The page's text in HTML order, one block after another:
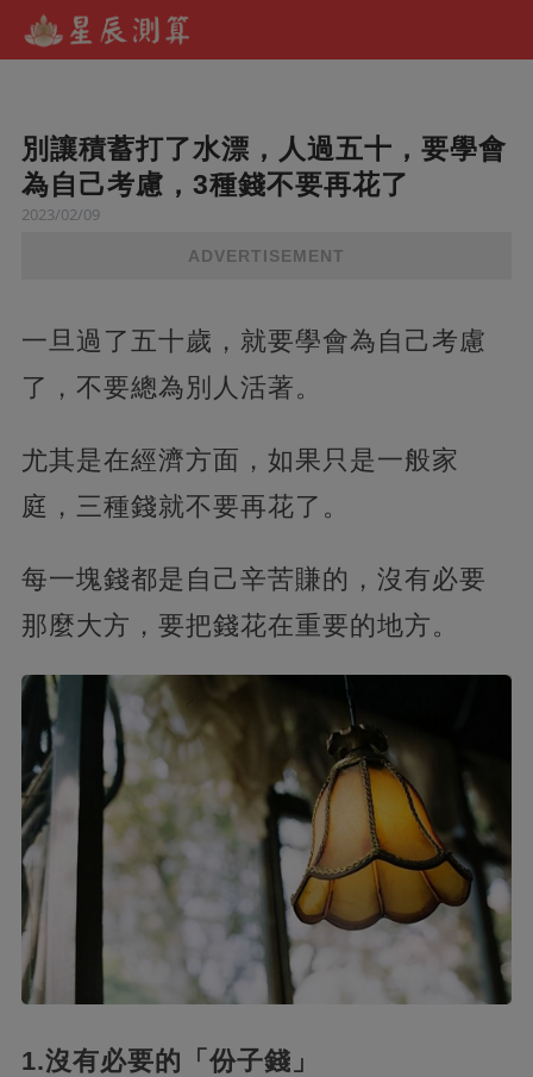
別讓積蓄打了水漂，人過五十，要學會
為自己考慮，3種錢不要再花了
2023/02/09
ADVERTISEMENT
一旦過了五十歲，就要學會為自己考慮
了，不要總為別人活著。
尤其是在經濟方面，如果只是一般家
庭，三種錢就不要再花了。
每一塊錢都是自己辛苦賺的，沒有必要
那麼大方，要把錢花在重要的地方。
1.沒有必要的「份子錢」